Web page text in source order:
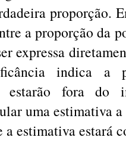
proporção.
a proporção da
expressa
indica a
estarão fora do
uma estimativa
estimativa estará